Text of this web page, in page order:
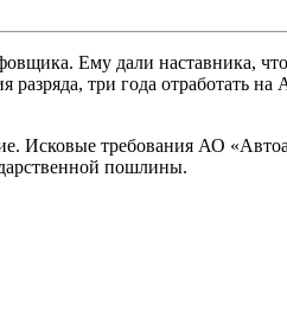
Ему дали наставника,
разряда, три года отработать
Исковые требования АО
пошлины.